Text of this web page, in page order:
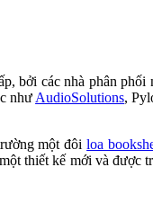
bởi các nhà phân phối
như AudioSolutions,
một đôiloa
thiết kế mới và được